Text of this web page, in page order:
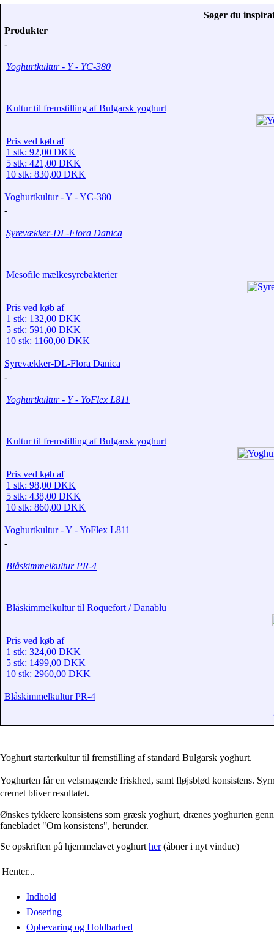
Søger du
Produkter
-
Yoghurtkultur - Y - YC-380
Kultur til fremstilling af Bulgarsk yoghurt
Pris ved køb af
1 stk: 92,00 DKK
5 stk: 421,00 DKK
10 stk: 830,00 DKK
Yoghurtkultur - Y - YC-380
-
Syrevækker-DL-Flora Danica
Mesofile mælkesyrebakterier
Pris ved køb af
1 stk: 132,00 DKK
5 stk: 591,00 DKK
10 stk: 1160,00 DKK
Syrevækker-DL-Flora Danica
-
Yoghurtkultur - Y - YoFlex L811
Kultur til fremstilling af Bulgarsk yoghurt
Pris ved køb af
1 stk: 98,00 DKK
5 stk: 438,00 DKK
10 stk: 860,00 DKK
Yoghurtkultur - Y - YoFlex L811
-
Blåskimmelkultur PR-4
Blåskimmelkultur til Roquefort / Danablu
Pris ved køb af
1 stk: 324,00 DKK
5 stk: 1499,00 DKK
10 stk: 2960,00 DKK
Blåskimmelkultur PR-4
Yoghurt starterkultur til fremstilling af standard Bulgarsk yoghurt.
Yoghurten får en velsmagende friskhed, samt fløjsblød konsistens.
cremet bliver resultatet.
Ønskes tykkere konsistens som græsk yoghurt, drænes yoghurten
fanebladet "Om konsistens", herunder.
Se opskriften på hjemmelavet yoghurt her(åbner i nyt vindue)
Henter...
Indhold
Dosering
Opbevaring og Holdbarhed